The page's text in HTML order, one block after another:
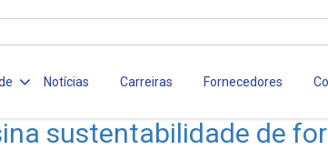
Notícias Carreiras Fornecedores
sustentabilidade de